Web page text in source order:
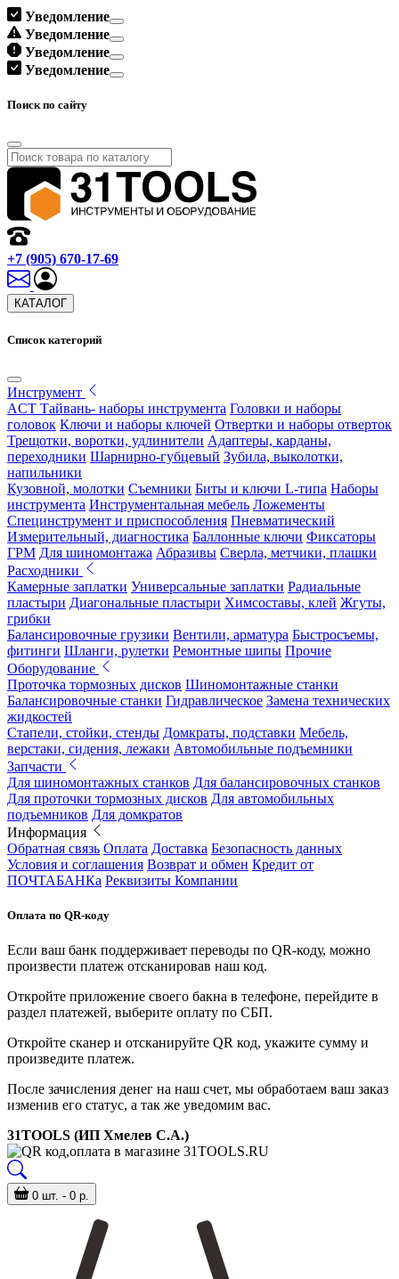
Уведомление
Уведомление
Уведомление
Уведомление
Поиск по сайту
+7 (905) 670-17-69
КАТАЛОГ
Список категорий
Инструмент
ACT Тайвань- наборы инструмента Головки и наборы
головок Ключи и наборы ключей Отвертки и наборы отверток
Трещотки, воротки, удлинители Адаптеры, карданы,
переходники Шарнирно-губцевый Зубила, выколотки,
напильники
Кузовной, молотки Съемники Биты и ключи L-типа Наборы
инструмента Инструментальная мебель Ложементы
Специнструмент и приспособления Пневматический
Измерительный, диагностика Баллонные ключи Фиксаторы
ГРМ Для шиномонтажа Абразивы Сверла, метчики, плашки
Расходники
Камерные заплатки Универсальные заплатки Радиальные
пластыри Диагональные пластыри Химсоставы, клей Жгуты,
грибки
Балансировочные грузики Вентили, арматура Быстросъемы,
фитинги Шланги, рулетки Ремонтные шипы Прочие
Оборудование
Проточка тормозных дисков Шиномонтажные станки
Балансировочные станки Гидравлическое Замена технических
жидкостей
Стапели, стойки, стенды Домкраты, подставки Мебель,
верстаки, сидения, лежаки Автомобильные подъемники
Запчасти
Для шиномонтажных станков Для балансировочных станков
Для проточки тормозных дисков Для автомобильных
подъемников Для домкратов
Информация
Обратная связь Оплата Доставка Безопасность данных
Условия и соглашения Возврат и обмен Кредит от
ПОЧТАБАНКа Реквизиты Компании
Оплата по QR-коду
Если ваш банк поддерживает переводы по QR-коду, можно
произвести платеж отсканировав наш код.
Откройте приложение своего бакна в телефоне, перейдите в
раздел платежей, выберите оплату по СБП.
Откройте сканер и отсканируйте QR код, укажите сумму и
произведите платеж.
После зачисления денег на наш счет, мы обработаем ваш заказ
изменив его статус, а так же уведомим вас.
31TOOLS (ИП Хмелев С.А.)
0 шт. - 0 р.